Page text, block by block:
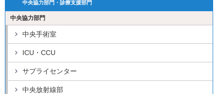
中央協力部門・診療支援部門
中央協力部門
中央手術室
ICU・CCU
サプライセンター
中央放射線部